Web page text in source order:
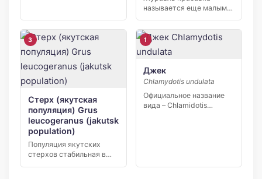
называется еще малым
красавкой. Официальное
[…]
3
Стерх (якутская
популяция) Grus
leucogeranus (jakutsk
population)
Популяция якутских
стерхов стабильная в
1
Джек
Chlamydotis undulata
Официальное название
вида – Chlamidotis